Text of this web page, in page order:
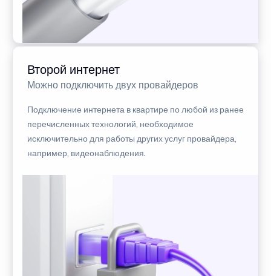
Второй интернет
Можно подключить двух провайдеров
Подключение интернета в квартире по любой из ранее
перечисленных технологий, необходимое
исключительно для работы других услуг провайдера,
например, видеонаблюдения.